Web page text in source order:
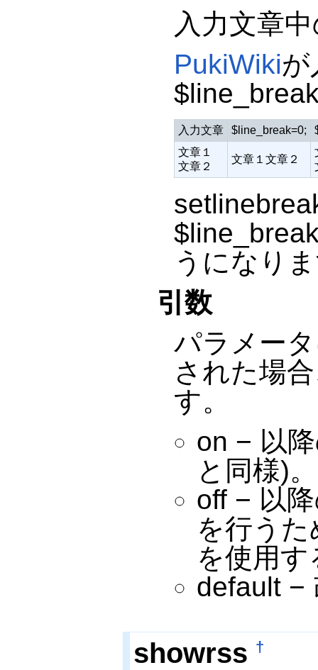
入力文章
PukiWikiが
入力文章 $line_break=0;
文章１
文章２
文章１文章２
うになり
引数
パラメー
された場
す。
on − 以
と同様)。
off − 以
を行う
を使用
default −
showrss †